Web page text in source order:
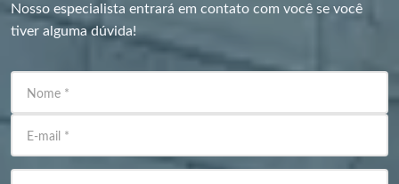
Nosso especialista entrará em contato com você se você
tiver alguma dúvida!
Nome *
E-mail *